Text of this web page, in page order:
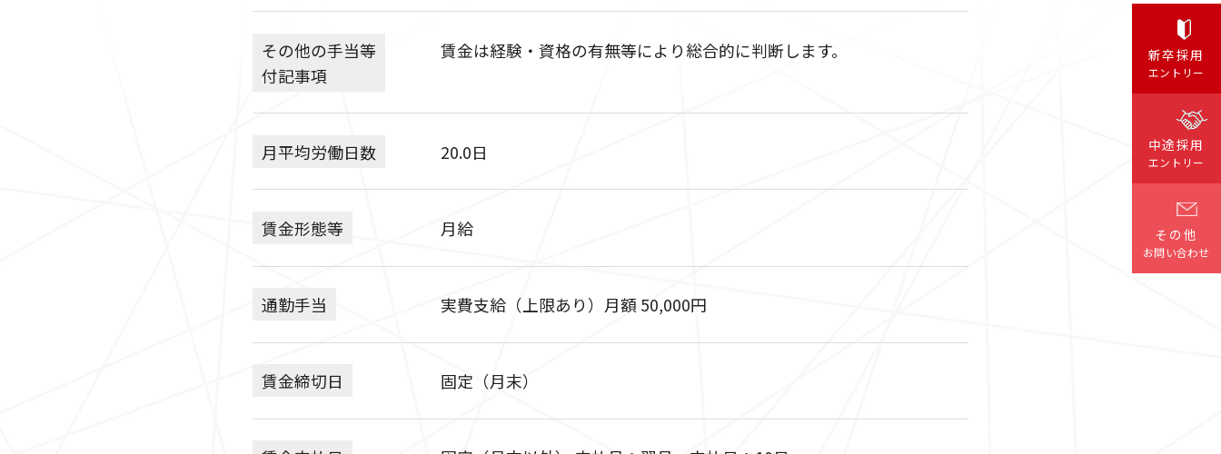
その他の手当等
付記事項
賃金は経験・資格の有無等により総合的に判断します。
月平均労働日数 20.0日
賃金形態等 月給
通勤手当 実費支給（上限あり）月額 50,000円
賃金締切日 固定（月末）
クイック
職種検索
新卒採用
エントリー
中途採用
エントリー
その他
お問い合わせ